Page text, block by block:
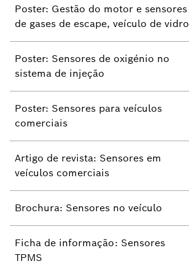
Poster: Gestão do motor e sensores
de gases de escape, veículo de vidro
Poster: Sensores de oxigénio no
sistema de injeção
Poster: Sensores para veículos
comerciais
Artigo de revista: Sensores em
veículos comerciais
Brochura: Sensores no veículo
Ficha de informação: Sensores
TPMS